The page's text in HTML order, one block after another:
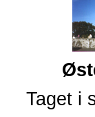
Taget i